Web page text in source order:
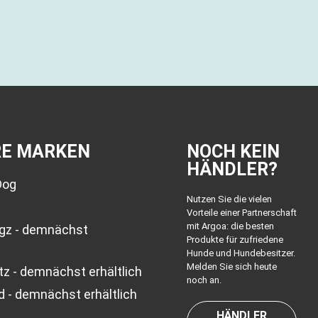
MARKEN
- demnächst
- demnächst erhältlich
- demnächst erhältlich
NOCH KEIN
HÄNDLER?
Nutzen Sie die vielen
Vorteile einer Partnerschaft
mit Argoa: die besten
Produkte für zufriedene
Hunde und Hundebesitzer.
Melden Sie sich heute
noch an.